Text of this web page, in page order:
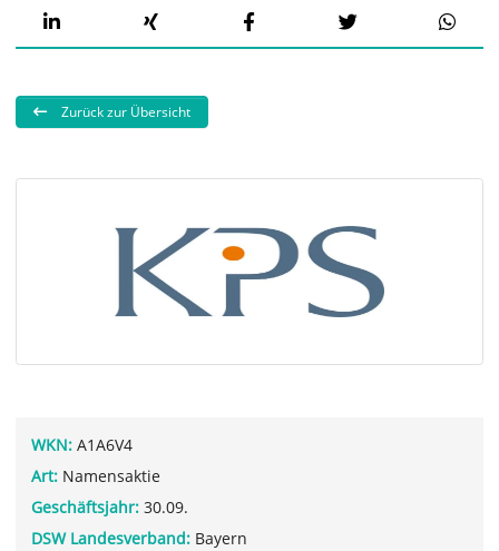
Zurück zur Übersicht
WKN: A1A6V4
Art: Namensaktie
Geschäftsjahr: 30.09.
DSW Landesverband: Bayern